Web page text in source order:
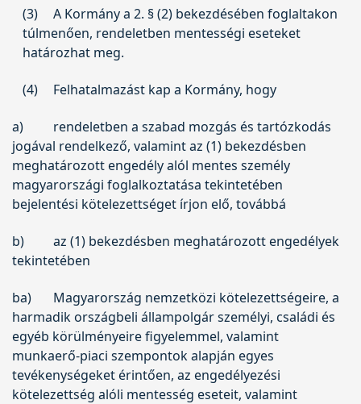
(3)
A Kormány a 2. § (2) bekezdésében foglaltakon
túlmenően, rendeletben mentességi eseteket
határozhat meg.
(4) Felhatalmazást kap a Kormány, hogy
a)
rendeletben a szabad mozgás és tartózkodás
jogával rendelkező, valamint az (1) bekezdésben
meghatározott engedély alól mentes személy
magyarországi foglalkoztatása tekintetében
bejelentési kötelezettséget írjon elő, továbbá
b)
az (1) bekezdésben meghatározott engedélyek
tekintetében
ba)
Magyarország nemzetközi kötelezettségeire, a
harmadik országbeli állampolgár személyi, családi és
egyéb körülményeire figyelemmel, valamint
munkaerő-piaci szempontok alapján egyes
tevékenységeket érintően, az engedélyezési
kötelezettség alóli mentesség eseteit, valamint